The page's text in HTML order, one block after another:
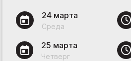
24 марта
Среда
25 марта
Четверг